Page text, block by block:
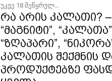
უკვე 18 მეწყრულ...
რა არის კალათი? –
“მაგნიტი”,
“ზღაპარი”,
კალათის შექმნის
პროდუქტებზე